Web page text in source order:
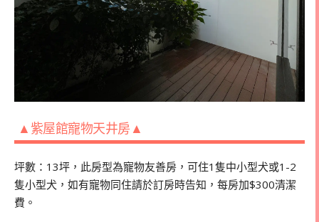
▲紫屋館寵物天井房▲
坪數：13坪，此房型為寵物友善房，可住1隻中小型犬或1-2
隻小型犬，如有寵物同住請於訂房時告知，每房加$300清潔
費。